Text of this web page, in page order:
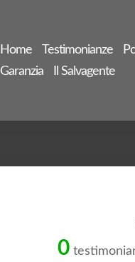
Home Testimonianze
Garanzia
Il Salvagente
0